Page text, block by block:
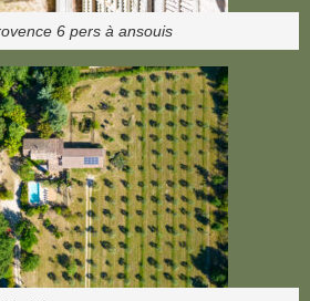
6 pers à ansouis